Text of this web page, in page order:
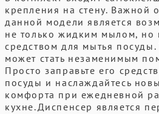
крепления на стену. Важной
данной модели является
не только жидким мылом,
средством для мытья
может стать незаменимым
Просто заправьте его
посуды и наслаждайтесь
комфорта при ежедневной
кухне.Диспенсер является